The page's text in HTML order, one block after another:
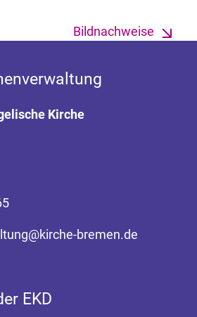
Bildnachweise
Kirche
bremen.de
EKD